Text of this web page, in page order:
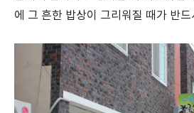
에 그 흔한 밥상이 그리워질 때가 반드